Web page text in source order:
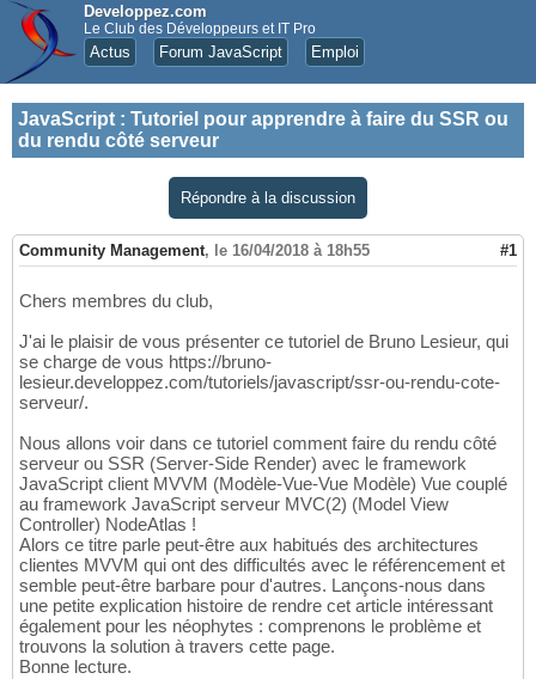
Developpez.com
Le Club des Développeurs et IT Pro
Actus Forum JavaScript Emploi
JavaScript : Tutoriel pour apprendre à faire du SSR ou
du rendu côté serveur
Répondre à la discussion
Community Management, le 16/04/2018 à 18h55 #1
Chers membres du club,
J'ai le plaisir de vous présenter ce tutoriel de Bruno Lesieur, qui
se charge de vous https://bruno-
lesieur.developpez.com/tutoriels/javascript/ssr-ou-rendu-cote-
serveur/.
Nous allons voir dans ce tutoriel comment faire du rendu côté
serveur ou SSR (Server-Side Render) avec le framework
JavaScript client MVVM (Modèle-Vue-Vue Modèle) Vue couplé
au framework JavaScript serveur MVC(2) (Model View
Controller) NodeAtlas !
Alors ce titre parle peut-être aux habitués des architectures
clientes MVVM qui ont des difficultés avec le référencement et
semble peut-être barbare pour d'autres. Lançons-nous dans
une petite explication histoire de rendre cet article intéressant
également pour les néophytes : comprenons le problème et
trouvons la solution à travers cette page.
Bonne lecture.